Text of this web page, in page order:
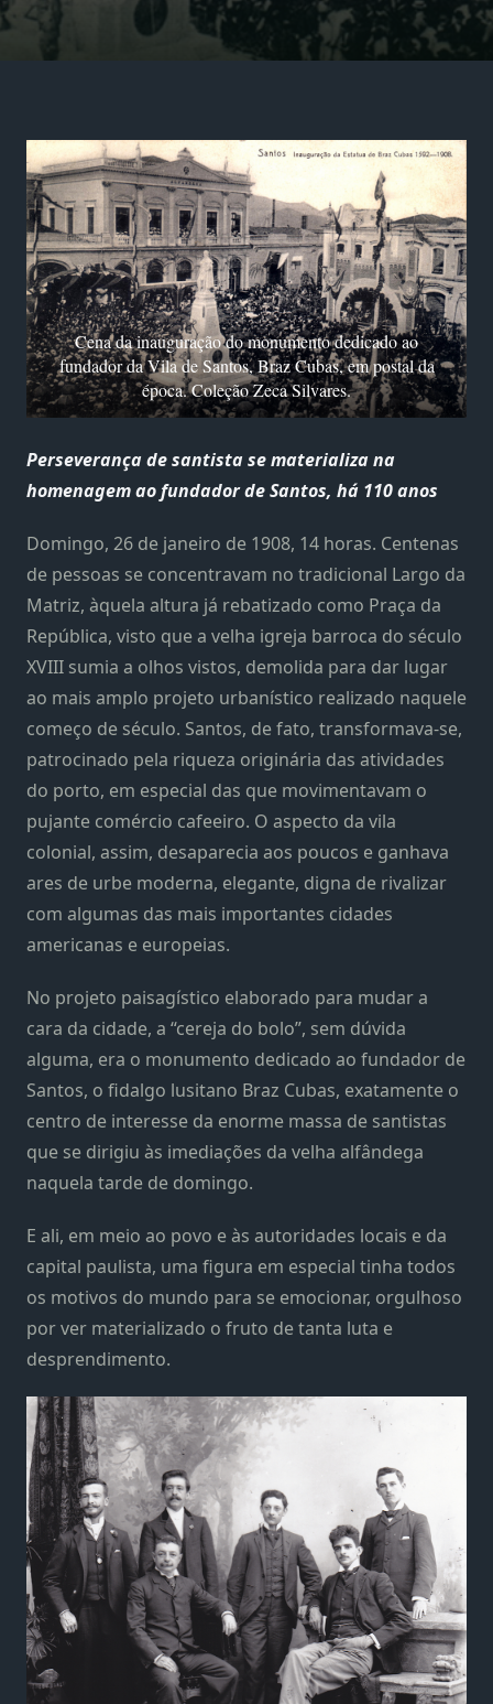
Cena da inauguração do monumento dedicado ao
fundador da Vila de Santos, Braz Cubas, em postal da
época. Coleção Zeca Silvares.
Perseverança de santista se materializa na
homenagem ao fundador de Santos, há 110 anos
Domingo, 26 de janeiro de 1908, 14 horas. Centenas
de pessoas se concentravam no tradicional Largo da
Matriz, àquela altura já rebatizado como Praça da
República, visto que a velha igreja barroca do século
XVIII sumia a olhos vistos, demolida para dar lugar
ao mais amplo projeto urbanístico realizado naquele
começo de século. Santos, de fato, transformava-se,
patrocinado pela riqueza originária das atividades
do porto, em especial das que movimentavam o
pujante comércio cafeeiro. O aspecto da vila
colonial, assim, desaparecia aos poucos e ganhava
ares de urbe moderna, elegante, digna de rivalizar
com algumas das mais importantes cidades
americanas e europeias.
No projeto paisagístico elaborado para mudar a
cara da cidade, a “cereja do bolo”, sem dúvida
alguma, era o monumento dedicado ao fundador de
Santos, o fidalgo lusitano Braz Cubas, exatamente o
centro de interesse da enorme massa de santistas
que se dirigiu às imediações da velha alfândega
naquela tarde de domingo.
E ali, em meio ao povo e às autoridades locais e da
capital paulista, uma figura em especial tinha todos
os motivos do mundo para se emocionar, orgulhoso
por ver materializado o fruto de tanta luta e
desprendimento.